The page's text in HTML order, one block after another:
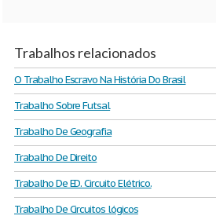
Trabalhos relacionados
O Trabalho Escravo Na História Do Brasil
Trabalho Sobre Futsal
Trabalho De Geografia
Trabalho De Direito
Trabalho De ED. Circuito Elétrico.
Trabalho De Circuitos lógicos